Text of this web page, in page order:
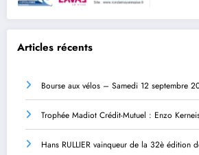
Articles récents
Bourse aux vélos – Samedi 12 septembre
Trophée Madiot Crédit-Mutuel : Enzo
Hans RULLIER vainqueur de la 32è édition